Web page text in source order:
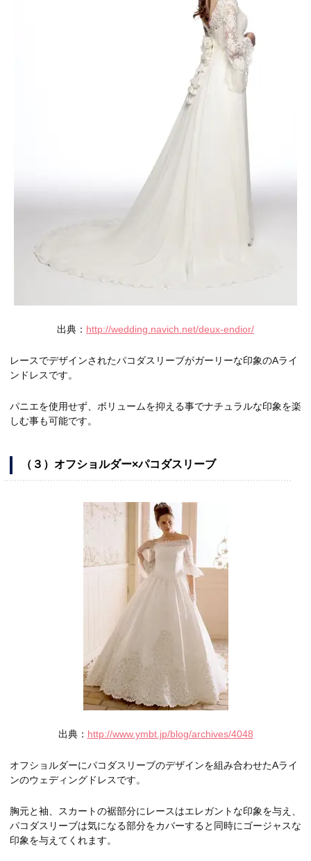
出典： http://wedding.navich.net/deux-endior/
レースでデザインされたパコダスリーブがガーリーな印象のAライ
ンドレスです。
パニエを使用せず、ボリュームを抑える事でナチュラルな印象を楽
しむ事も可能です。
（３）オフショルダー×パコダスリーブ
出典： http://www.ymbt.jp/blog/archives/4048
オフショルダーにパコダスリーブのデザインを組み合わせたAライ
ンのウェディングドレスです。
胸元と袖、スカートの裾部分にレースはエレガントな印象を与え、
パコダスリーブは気になる部分をカバーすると同時にゴージャスな
印象を与えてくれます。